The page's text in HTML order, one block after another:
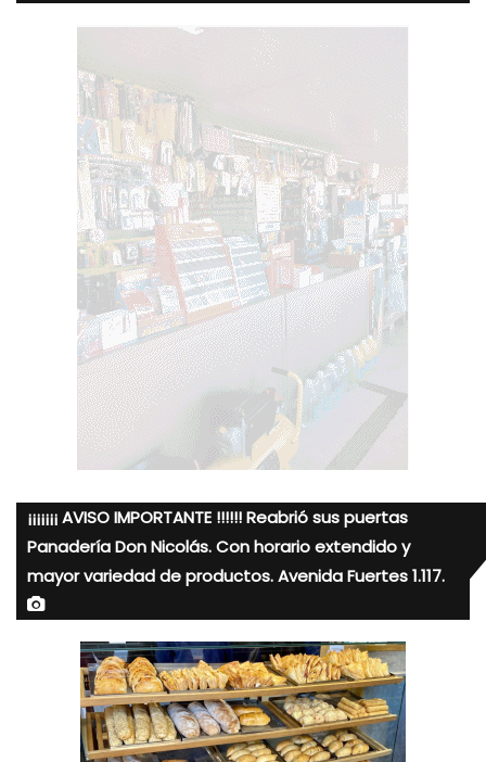
¡¡¡¡¡¡¡ AVISO IMPORTANTE !!!!!! Reabrió sus puertas
Panadería Don Nicolás. Con horario extendido y
mayor variedad de productos. Avenida Fuertes 1.117.